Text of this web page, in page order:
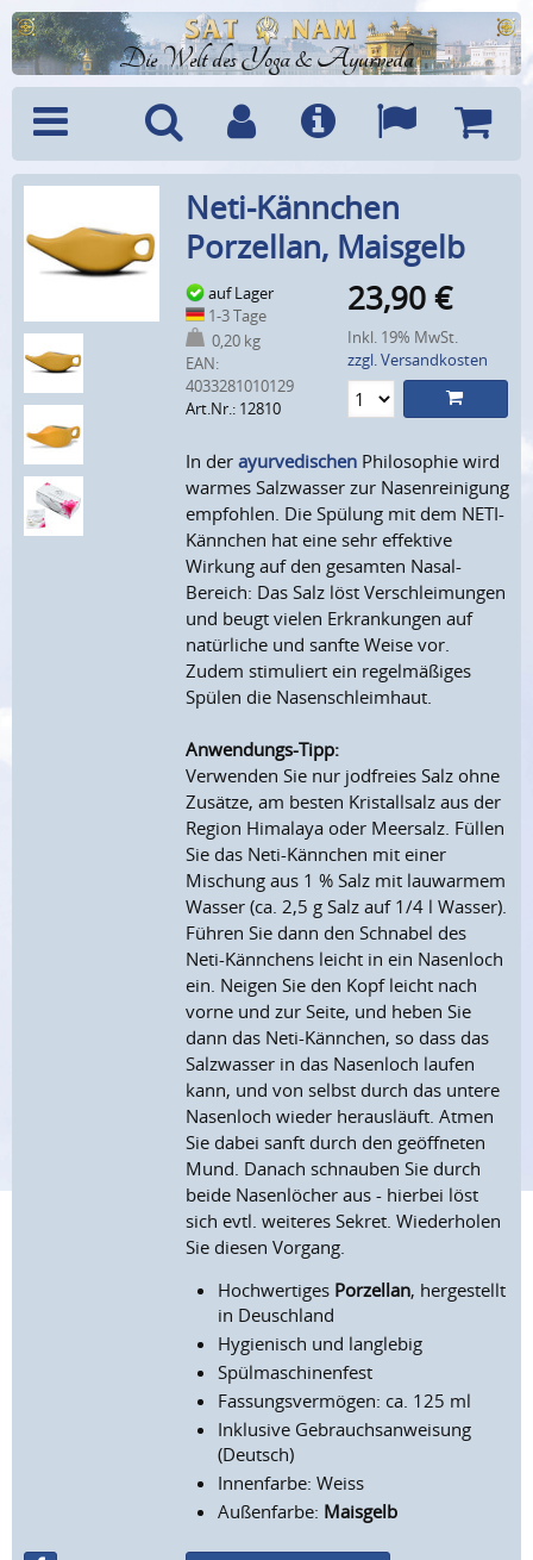
Die Welt des Yoga & Ayurveda
SucheBenutzerkonto
Info Sprachen
Neti-Kännchen
Porzellan, Maisgelb
auf Lager
1-3 Tage
0,20 kg
EAN:
4033281010129
Art.Nr.: 12810
23,90 €
Inkl. 19% MwSt.
zzgl. Versandkosten
In derayurvedischen Philosophie wird
warmes Salzwasser zur Nasenreinigung
empfohlen. Die Spülung mit dem NETI-
Kännchen hat eine sehr effektive
Wirkung auf den gesamten Nasal-
Bereich: Das Salz löst Verschleimungen
und beugt vielen Erkrankungen auf
natürliche und sanfte Weise vor.
Zudem stimuliert ein regelmäßiges
Spülen die Nasenschleimhaut.
Anwendungs-Tipp:
Verwenden Sie nur jodfreies Salz ohne
Zusätze, am besten Kristallsalz aus der
Region Himalaya oder Meersalz. Füllen
Sie das Neti-Kännchen mit einer
Mischung aus 1 % Salz mit lauwarmem
Wasser (ca. 2,5 g Salz auf 1/4 l Wasser).
Führen Sie dann den Schnabel des
Neti-Kännchens leicht in ein Nasenloch
ein. Neigen Sie den Kopf leicht nach
vorne und zur Seite, und heben Sie
dann das Neti-Kännchen, so dass das
Salzwasser in das Nasenloch laufen
kann, und von selbst durch das untere
Nasenloch wieder herausläuft. Atmen
Sie dabei sanft durch den geöffneten
Mund. Danach schnauben Sie durch
beide Nasenlöcher aus - hierbei löst
sich evtl. weiteres Sekret. Wiederholen
Sie diesen Vorgang.
Hochwertiges Porzellan, hergestellt
in Deuschland
Hygienisch und langlebig
Spülmaschinenfest
Fassungsvermögen: ca. 125 ml
Inklusive Gebrauchsanweisung
(Deutsch)
Innenfarbe: Weiss
Außenfarbe: Maisgelb